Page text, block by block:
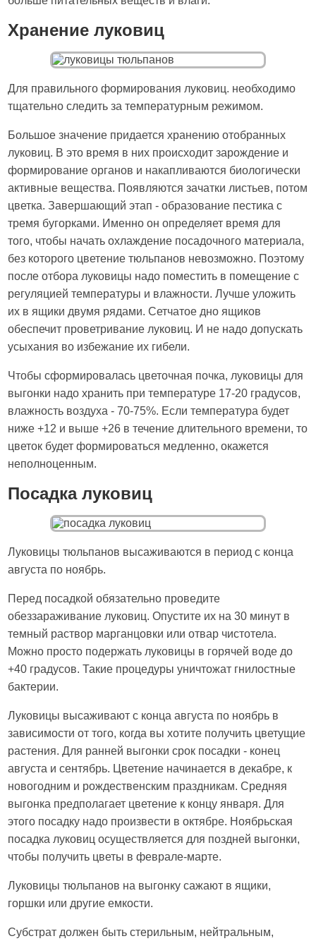
Хранение луковиц
Для правильного формирования луковиц. необходимо
тщательно следить за температурным режимом.
Большое значение придается хранению отобранных
луковиц. В это время в них происходит зарождение и
формирование органов и накапливаются биологически
активные вещества. Появляются зачатки листьев, потом
цветка. Завершающий этап - образование пестика с
тремя бугорками. Именно он определяет время для
того, чтобы начать охлаждение посадочного материала,
без которого цветение тюльпанов невозможно. Поэтому
после отбора луковицы надо поместить в помещение с
регуляцией температуры и влажности. Лучше уложить
их в ящики двумя рядами. Сетчатое дно ящиков
обеспечит проветривание луковиц. И не надо допускать
усыхания во избежание их гибели.
Чтобы сформировалась цветочная почка, луковицы для
выгонки надо хранить при температуре 17-20 градусов,
влажность воздуха - 70-75%. Если температура будет
ниже +12 и выше +26 в течение длительного времени, то
цветок будет формироваться медленно, окажется
неполноценным.
Посадка луковиц
Луковицы тюльпанов высаживаются в период с конца
августа по ноябрь.
Перед посадкой обязательно проведите
обеззараживание луковиц. Опустите их на 30 минут в
темный раствор марганцовки или отвар чистотела.
Можно просто подержать луковицы в горячей воде до
+40 градусов. Такие процедуры уничтожат гнилостные
бактерии.
Луковицы высаживают с конца августа по ноябрь в
зависимости от того, когда вы хотите получить цветущие
растения. Для ранней выгонки срок посадки - конец
августа и сентябрь. Цветение начинается в декабре, к
новогодним и рождественским праздникам. Средняя
выгонка предполагает цветение к концу января. Для
этого посадку надо произвести в октябре. Ноябрьская
посадка луковиц осуществляется для поздней выгонки,
чтобы получить цветы в феврале-марте.
Луковицы тюльпанов на выгонку сажают в ящики,
горшки или другие емкости.
Субстрат должен быть стерильным, нейтральным,